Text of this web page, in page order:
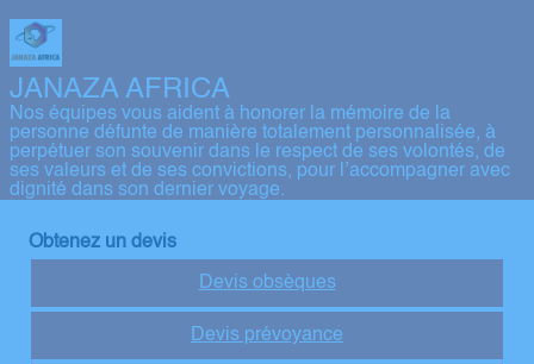
JANAZA AFRICA
Nos équipes vous aident à honorer la mémoire de la
personne défunte de manière totalement personnalisée, à
perpétuer son souvenir dans le respect de ses volontés, de
ses valeurs et de ses convictions, pour l’accompagner avec
dignité dans son dernier voyage.
Obtenez un devis
Devis obsèques
Devis prévoyance